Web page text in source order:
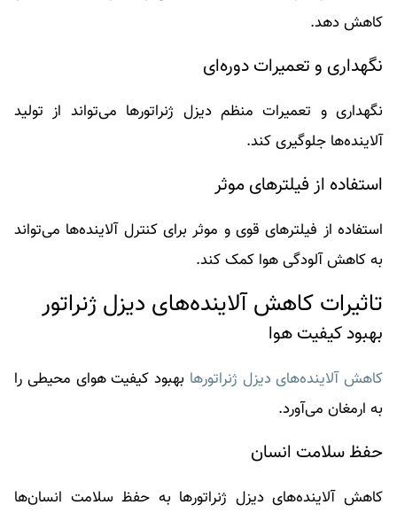
کاهش دهد.
نگهداری و تعمیرات دوره‌ای
نگهداری و تعمیرات منظم دیزل ژنراتورها می‌تواند از تولید
آلاینده‌ها جلوگیری کند.
استفاده از فیلترهای موثر
استفاده از فیلترهای قوی و موثر برای کنترل آلاینده‌ها می‌تواند
به کاهش آلودگی هوا کمک کند.
تاثیرات کاهش آلاینده‌های دیزل ژنراتور
بهبود کیفیت هوا
کاهش آلاینده‌های دیزل ژنراتورها بهبود کیفیت هوای محیطی را
به ارمغان می‌آورد.
حفظ سلامت انسان
کاهش آلاینده‌های دیزل ژنراتورها به حفظ سلامت انسان‌ها